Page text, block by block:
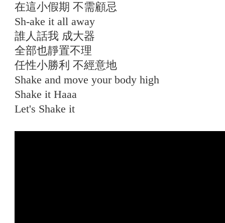
在這小假期 不需顧忌
Sh-ake it all away
誰人話我 成大器
全部也靜置不理
任性小勝利 不經意地
Shake and move your body high
Shake it Haaa
Let's Shake it